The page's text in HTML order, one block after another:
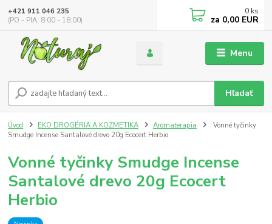
Menu
Hľadať
+421 911 046 235
(PO - PIA, 8:00 - 18:00)
0 ks
za 0,00 EUR
Úvod EKO DROGÉRIA A KOZMETIKA Aromaterapia
Vonné tyčinky
Smudge Incense Santalové drevo 20g Ecocert Herbio
Vonné tyčinky Smudge Incense
Santalové drevo 20g Ecocert
Herbio